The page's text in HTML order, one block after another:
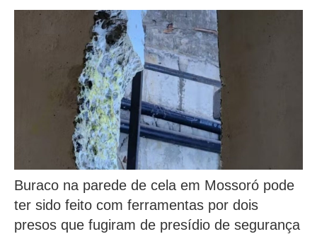
Buraco na parede de cela em Mossoró pode
ter sido feito com ferramentas por dois
presos que fugiram de presídio de segurança